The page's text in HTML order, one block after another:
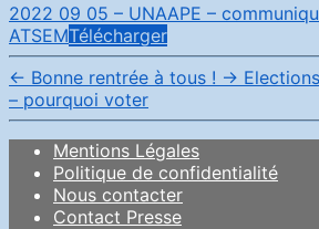
2022 09 05 – UNAAPE –
ATSEMTélécharger
← Bonne rentrée à tous ! →
– pourquoi voter
Mentions Légales
Politique de confidentialité
Nous contacter
Contact Presse